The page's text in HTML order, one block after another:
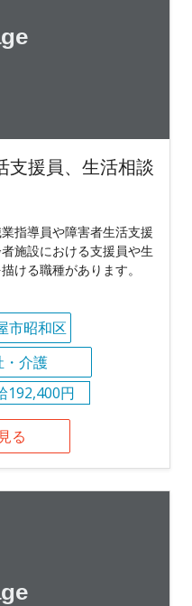
支援員、生活相談
指導員や障害者生活支援
施設における支援員や生
ける職種があります。
市昭和区
・介護
192,400円
る